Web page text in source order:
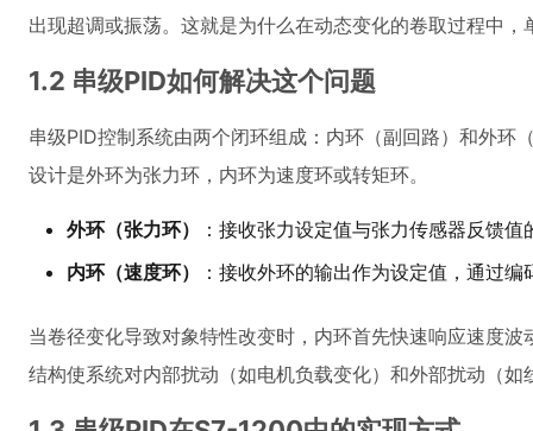
出现超调或振荡。这就是为什么在动态变化的卷取过程中，
1.2 串级PID如何解决这个问题
串级PID控制系统由两个闭环组成：内环（副回路）和外环
设计是外环为张力环，内环为速度环或转矩环。
外环（张力环）
：接收张力设定值与张力传感器反馈
内环（速度环）
：接收外环的输出作为设定值，通过
当卷径变化导致对象特性改变时，内环首先快速响应速度
结构使系统对内部扰动（如电机负载变化）和外部扰动（